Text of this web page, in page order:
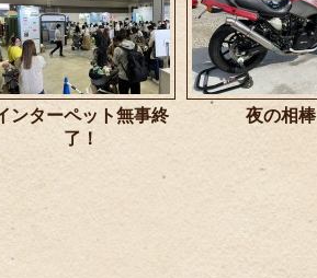
ンターペット無事終
了！
夜の相棒